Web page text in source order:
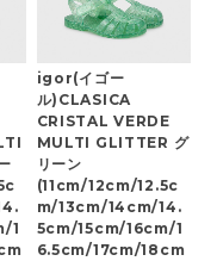
1
igor(イゴー
ル)CLASICA
CRISTAL VERDE
MULTI GLITTER グ
リーン
(11cm/12cm/12.5c
m/13cm/14cm/14.
5cm/15cm/16cm/1
6.5cm/17cm/18cm